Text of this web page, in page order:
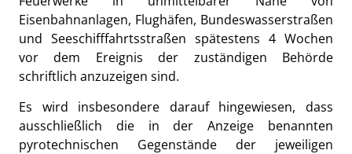
Eisenbahnanlagen, Flughäfen, Bundeswasserstraßen
und Seeschifffahrtsstraßen spätestens 4 Wochen
vor dem Ereignis der zuständigen Behörde
schriftlich anzuzeigen sind.
Es wird insbesondere darauf hingewiesen, dass
ausschließlich die in der Anzeige benannten
pyrotechnischen Gegenstände der jeweiligen